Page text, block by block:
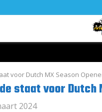
voor Dutch MX Season
staat voor Dutch
2024